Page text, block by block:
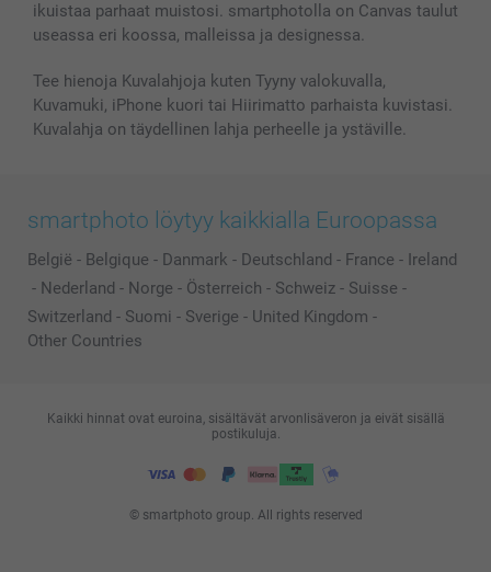
Lahjakortti
Kaikki kuvatuotteet
ikuistaa parhaat muistosi. smartphotolla on Canvas taulut
useassa eri koossa, malleissa ja designessa.
Tee hienoja Kuvalahjoja kuten Tyyny valokuvalla,
Kuvamuki, iPhone kuori tai Hiirimatto parhaista kuvistasi.
Kuvalahja on täydellinen lahja perheelle ja ystäville.
smartphoto löytyy kaikkialla Euroopassa
België - Belgique - Danmark - Deutschland - France - Ireland
- Nederland - Norge - Österreich - Schweiz - Suisse -
Switzerland - Suomi - Sverige - United Kingdom -
Other Countries
© smartphoto group. All rights reserved
Kaikki hinnat ovat euroina, sisältävät arvonlisäveron ja eivät sisällä
postikuluja.